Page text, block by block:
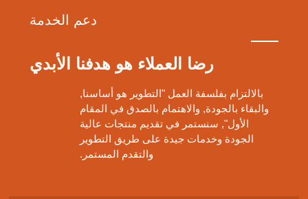
دعم الخدمة
رضا العملاء هو هدفنا الأبدي
بالالتزام بفلسفة العمل "التطوير هو أساسنا,
والبقاء بالجودة, والاهتمام بالصدق في المقام
الأول", سنستمر في تقديم منتجات عالية
الجودة وخدمات جيدة على طريق التطوير
والتقدم المستمر.